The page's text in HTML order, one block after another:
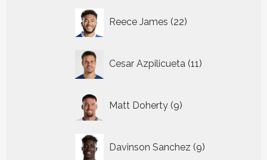
Reece James 22
producten
Cesar Azpilicueta 11
producten
Matt Doherty 9
producten
Davinson Sanchez 9
producten